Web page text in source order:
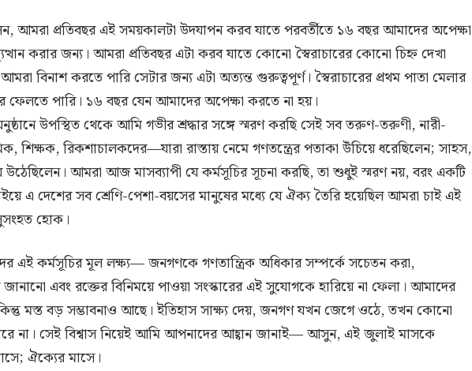
আমরা প্রতিবছর এই সময়কালটা উদযাপন করব যাতে পরবর্তীতে ১৬ বছর আমাদের অপেক্ষা
করার জন্য। আমরা প্রতিবছর এটা করব যাতে কোনো স্বৈরাচারের কোনো চিহ্ন দেখা
বিনাশ করতে পারি সেটার জন্য এটা অত্যন্ত গুরুত্বপূর্ণ। স্বৈরাচারের প্রথম পাতা মেলার
পারি। ১৬ বছর যেন আমাদের অপেক্ষা করতে না হয়।
উপস্থিত থেকে আমি গভীর শ্রদ্ধার সঙ্গে স্মরণ করছি সেই সব তরুণ-তরুণী, নারী-
রিকশাচালকদের—যারা রাস্তায় নেমে গণতন্ত্রের পতাকা উঁচিয়ে ধরেছিলেন; সাহস,
আমরা আজ মাসব্যাপী যে কর্মসূচির সূচনা করছি, তা শুধুই স্মরণ নয়, বরং একটি
এ দেশের সব শ্রেণি-পেশা-বয়সের মানুষের মধ্যে যে ঐক্য তৈরি হয়েছিল আমরা চাই এই
হোক।
এই কর্মসূচির মূল লক্ষ্য— জনগণকে গণতান্ত্রিক অধিকার সম্পর্কে সচেতন করা,
জানানো এবং রক্তের বিনিময়ে পাওয়া সংস্কারের এই সুযোগকে হারিয়ে না ফেলা। আমাদের
মস্ত বড় সম্ভাবনাও আছে। ইতিহাস সাক্ষ্য দেয়, জনগণ যখন জেগে ওঠে, তখন কোনো
না। সেই বিশ্বাস নিয়েই আমি আপনাদের আহ্বান জানাই— আসুন, এই জুলাই মাসকে
ঐক্যের মাসে।